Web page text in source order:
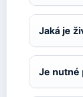
Jaká je
Je nutné